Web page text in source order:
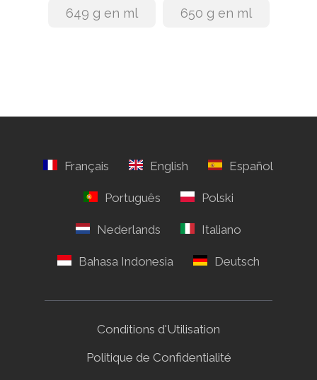
649 g en ml 650 g en ml
Conditions d'Utilisation
Politique de Confidentialité